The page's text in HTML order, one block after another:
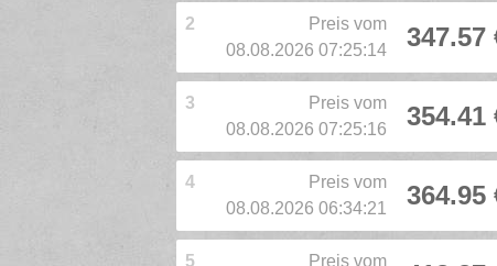
2
Preis vom
08.08.2026 07:25:14
347.57
3
Preis vom
08.08.2026 07:25:16
354.41
4
Preis vom
08.08.2026 06:34:21
364.95
5
Preis vom